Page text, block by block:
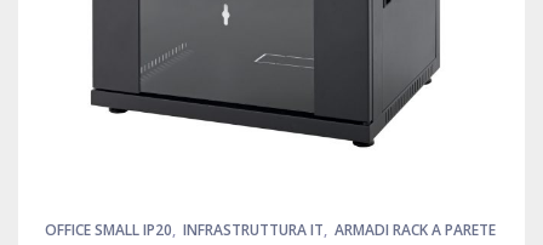
OFFICE SMALL IP20, INFRASTRUTTURA IT, ARMADI RACK A PARETE